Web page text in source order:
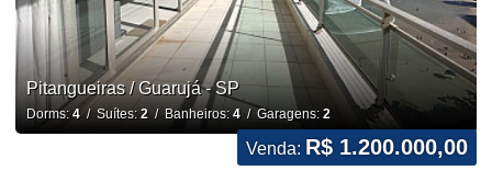
Pitangueiras / Guarujá - SP
Dorms: 4/ Suítes: 2/ Banheiros: 4/ Garagens: 2
Venda: R$ 1.200.000,00